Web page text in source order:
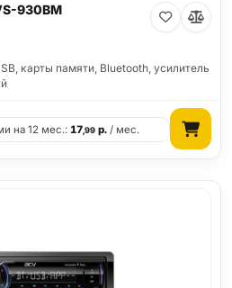
930BM
карты памяти, Bluetooth, усилитель
на 12 мес.:17,99 р. / мес.